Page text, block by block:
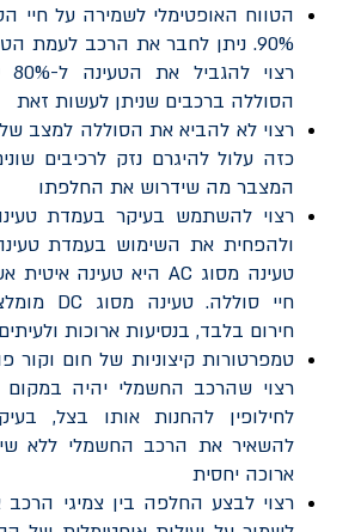
90%. ניתן לחבר את הרכב לעמת
הסוללה ברכבים שניתן לעשות זאת
כזה עלול להיגרם נזק לרכיבים
המצבר מה שידרוש את החלפתו
רצוי להשתמש בעיקר בעמדת
ולהפחית את השימוש בעמדת
טעינה מסוג ACהיא טעינה איטית
חיי סוללה. טעינה מסוג DC
חירום בלבד, בנסיעות ארוכות
טמפרטורות קיצוניות של חום וקור
רצוי שהרכב החשמלי יהיה במקום
לחילופין להחנות אותו בצל,
להשאיר את הרכב החשמלי ללא
ארוכה יחסית
רצוי לבצע החלפה בין צמיגי